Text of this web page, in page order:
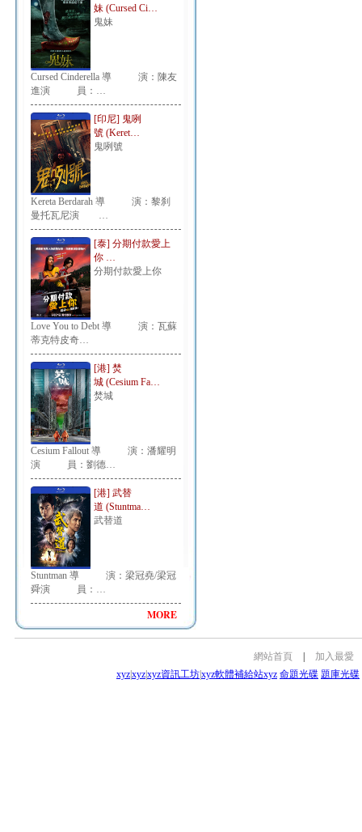
妹 (Cursed Ci…
鬼妹
Cursed Cinderella 導 演：陳友
進演 員：…
[印尼] 鬼咧
號 (Keret…
鬼咧號
Kereta Berdarah 導 演：黎刹
曼托瓦尼演 …
[泰] 分期付款愛上
你 …
分期付款愛上你
Love You to Debt 導 演：瓦蘇
蒂克特皮奇…
[港] 焚
城 (Cesium Fa…
焚城
Cesium Fallout 導 演：潘耀明
演 員：劉德…
[港] 武替
道 (Stuntma…
武替道
Stuntman 導 演：梁冠堯/梁冠
舜演 員：…
MORE
網站首頁
加入最愛
xyzxyzxyz資訊工坊xyz軟體補給站xyz 命題光碟 題庫光碟